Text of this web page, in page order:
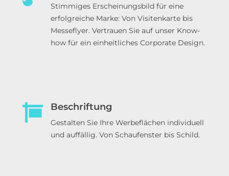
Stimmiges Erscheinungsbild für eine
erfolgreiche Marke: Von Visitenkarte bis
Messeflyer. Vertrauen Sie auf unser Know-
how für ein einheitliches Corporate Design.
Beschriftung
Gestalten Sie Ihre Werbeflächen individuell
und auffällig. Von Schaufenster bis Schild.